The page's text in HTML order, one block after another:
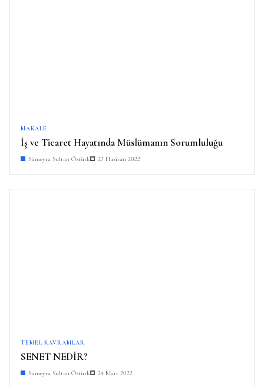
MAKALE
İş ve Ticaret Hayatında Müslümanın Sorumluluğu
Sümeyra Sultan Öztürk 27 Haziran 2022
TEMEL KAVRAMLAR
SENET NEDİR?
Sümeyra Sultan Öztürk 24 Mart 2022